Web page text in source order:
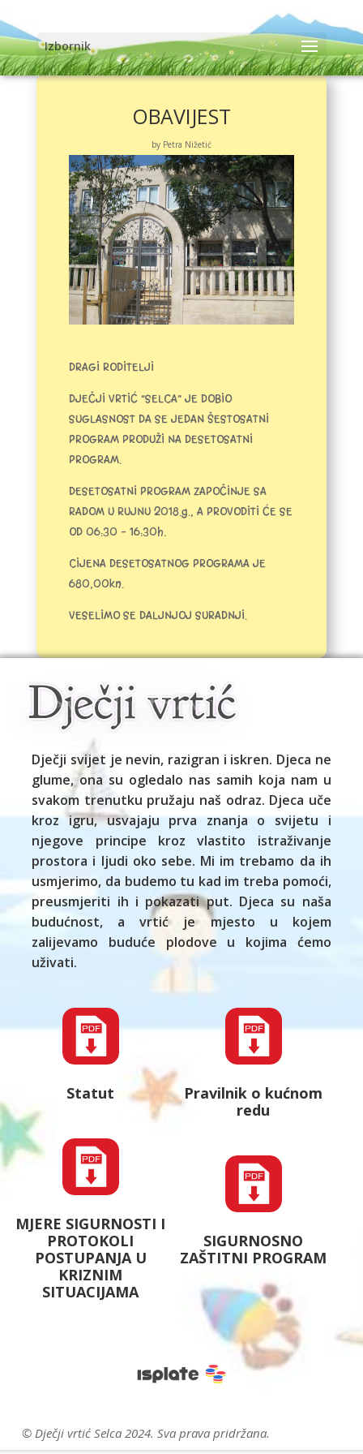
Izbornik
OBAVIJEST
by Petra Nižetić
DRAGI RODITELJI
DJEČJI VRTIĆ “SELCA” JE DOBIO
SUGLASNOST DA SE JEDAN ŠESTOSATNI
PROGRAM PRODUŽI NA DESETOSATNI
PROGRAM.
DESETOSATNI PROGRAM ZAPOČINJE SA
RADOM U RUJNU 2018.g., A PROVODITI ĆE SE
OD 06:30 – 16:30h.
CIJENA DESETOSATNOG PROGRAMA JE
680,00kn.
VESELIMO SE DALJNJOJ SURADNJI.
Dječji svijet je nevin, razigran i iskren. Djeca ne
glume, ona su ogledalo nas samih koja nam u
svakom trenutku pružaju naš odraz. Djeca uče
kroz igru, usvajaju prva znanja o svijetu i
njegove principe kroz vlastito istraživanje
prostora i ljudi oko sebe. Mi im trebamo da ih
usmjerimo, da budemo tu kad im treba pomoći,
preusmjeriti ih i pokazati put. Djeca su naša
budućnost, a vrtić je mjesto u kojem
zalijevamo buduće plodove u kojima ćemo
uživati.
Statut
MJERE SIGURNOSTI I
PROTOKOLI
POSTUPANJA U
KRIZNIM
SITUACIJAMA
Pravilnik o kućnom
redu
SIGURNOSNO
ZAŠTITNI PROGRAM
© Dječji vrtić Selca 2024. Sva prava pridržana.